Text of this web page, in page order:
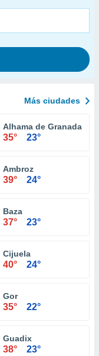
Más ciudades
Alhama de Granada
35° 23°
Ambroz
39° 24°
Baza
37° 23°
Cijuela
40° 24°
Gor
35° 22°
Guadix
38° 23°